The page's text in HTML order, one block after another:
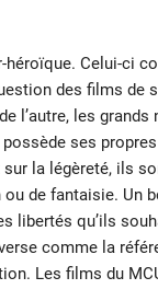
Celui-ci
des films de
l’autre, les
ses
la légèreté, ils
de fantaisie. Un
libertés qu’ils
comme la
Les films du